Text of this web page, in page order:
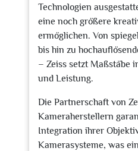
Technologien
eine noch größere
ermöglichen. Von
bis hin zu
– Zeiss setzt Maßstäbe
und Leistung.
Die Partnerschaft von
Kameraherstellern
Integration ihrer
Kamerasysteme, was